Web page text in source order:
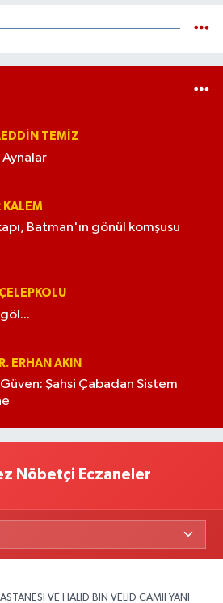
TEMIZ
Aynalar
KALEM
Batman'ın gönül komşusu
ERHAN AKIN
Şahsi Çabadan Sistem
Nöbetçi Eczaneler
VE HALİD BİN VELİD CAMİİ YANI